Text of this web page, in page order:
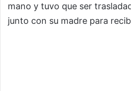
mano y tuvo que ser
junto con su madre para